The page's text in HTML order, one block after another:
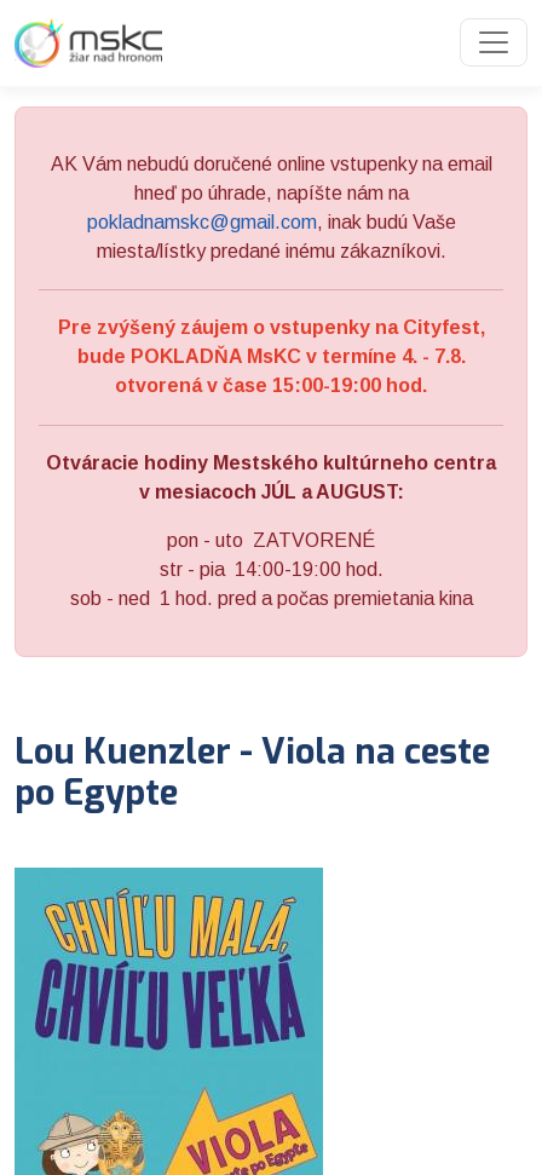
AK Vám nebudú doručené online vstupenky na email
hneď po úhrade, napíšte nám na
pokladnamskc@gmail.com, inak budú Vaše
miesta/lístky predané inému zákazníkovi.
Pre zvýšený záujem o vstupenky na Cityfest,
bude POKLADŇA MsKC v termíne 4. - 7.8.
otvorená v čase 15:00-19:00 hod.
Otváracie hodiny Mestského kultúrneho centra
v mesiacoch JÚL a AUGUST:
pon - uto ZATVORENÉ
str - pia 14:00-19:00 hod.
sob - ned 1 hod. pred a počas premietania kina
Lou Kuenzler - Viola na ceste
po Egypte